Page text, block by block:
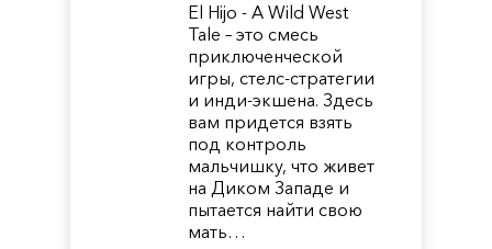
El Hijo - A Wild West
Tale – это смесь
приключенческой
игры, стелс-стратегии
и инди-экшена. Здесь
вам придется взять
под контроль
мальчишку, что живет
на Диком Западе и
пытается найти свою
мать…